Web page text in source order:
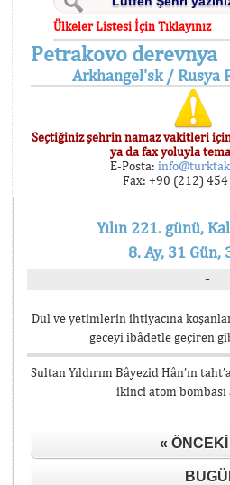
Ülkeler Listesi İçin Tıklayınız
Petrakovo derevnya
Arkhangel'sk / Rusya
Seçtiğiniz şehrin namaz vakitleri
ya da fax yoluyla
E-Posta:
Fax: +90 (212)
Yılın 221. günü,
8. Ay, 31 Gün,
-
Dul ve yetimlerin ihtiyacına
geceyi ibâdetle geçiren
Sultan Yıldırım Bâyezid Hân’ın
ikinci atom bombası
« ÖNCEKI